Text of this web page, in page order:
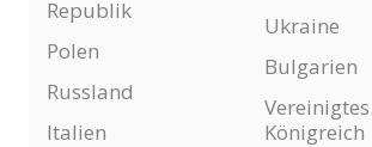
Republik
Polen
Russland
Italien
Ukraine
Bulgarien
Vereinigtes
Königreich